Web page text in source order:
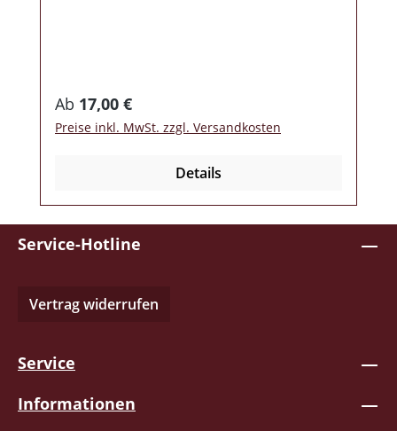
Regulärer Preis:
Ab 17,00 €
Preise inkl. MwSt. zzgl. Versandkosten
Details
Service-Hotline
Vertrag widerrufen
Service
Informationen